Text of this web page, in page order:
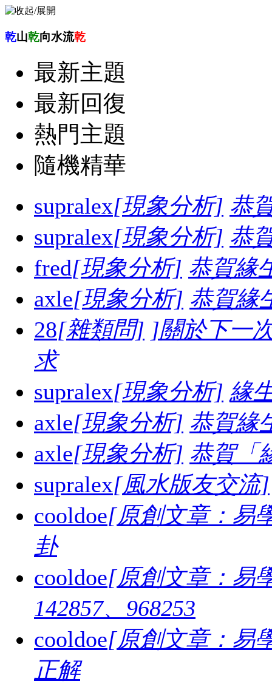
乾山乾向水流乾
最新主題
最新回復
熱門主題
隨機精華
supralex[現象分析] 恭
supralex[現象分析] 恭
fred[現象分析] 恭賀緣
axle[現象分析] 恭賀緣
28[雜類問] ]關於下一
求
supralex[現象分析] 緣
axle[現象分析] 恭賀緣
axle[現象分析] 恭賀「
supralex[風水版友交流]
cooldoe[原創文章：易
卦
cooldoe[原創文章：易
142857、968253
cooldoe[原創文章：易
正解